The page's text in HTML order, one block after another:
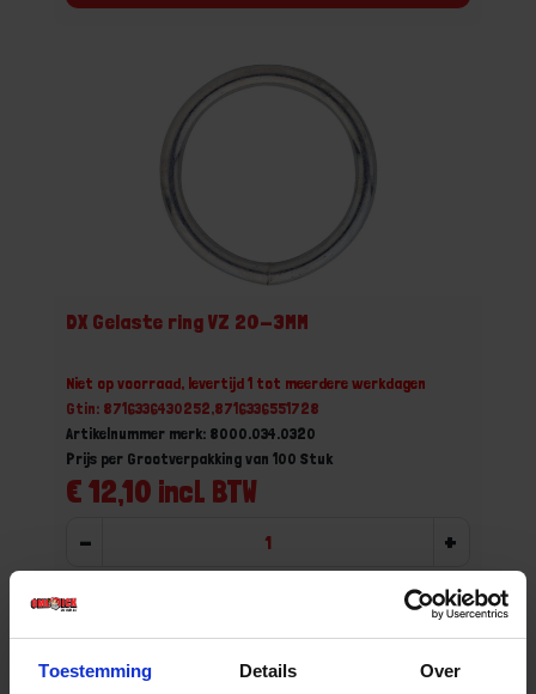
Toestemming Details Over
DX Gelaste ring VZ 20-3MM
Niet op voorraad, levertijd 1 tot meerdere werkdagen
Gtin: 8716336430252,8716336551728
Artikelnummer merk: 8000.034.0320
€ 12,10 incl. BTW
Prijs per Grootverpakking van 100 Stuk
- +